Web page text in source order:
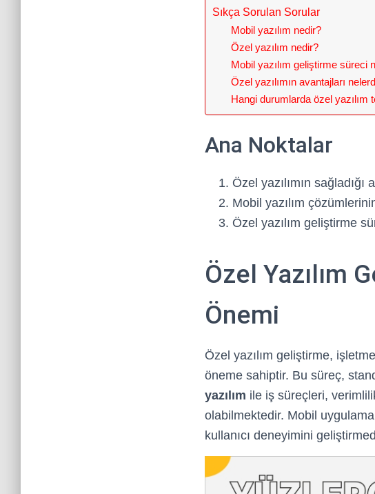
Sıkça Sorulan Sorular
Mobil yazılım nedir?
Özel yazılım nedir?
Mobil yazılım geliştirme süreci
Özel yazılımın avantajları
Hangi durumlarda özel yazılım
Ana Noktalar
Özel yazılımın
Mobil yazılım
Özel yazılım geliştirme
Özel Yazılım
Önemi
Özel yazılım geliştirme,
öneme sahiptir. Bu süreç,
yazılım ile iş süreçleri,
olabilmektedir. Mobil
kullanıcı deneyimini